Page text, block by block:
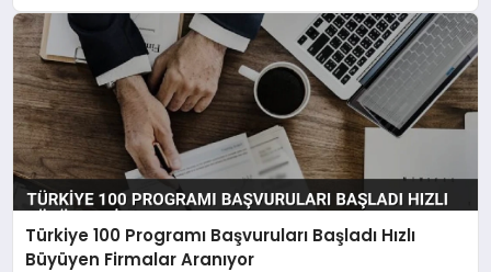
Türkiye 100 Programı Başvuruları Başladı Hızlı
Büyüyen Firmalar Aranıyor